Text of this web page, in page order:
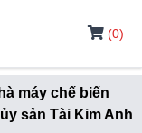
(0)
máy chế biến
sản Tài Kim Anh